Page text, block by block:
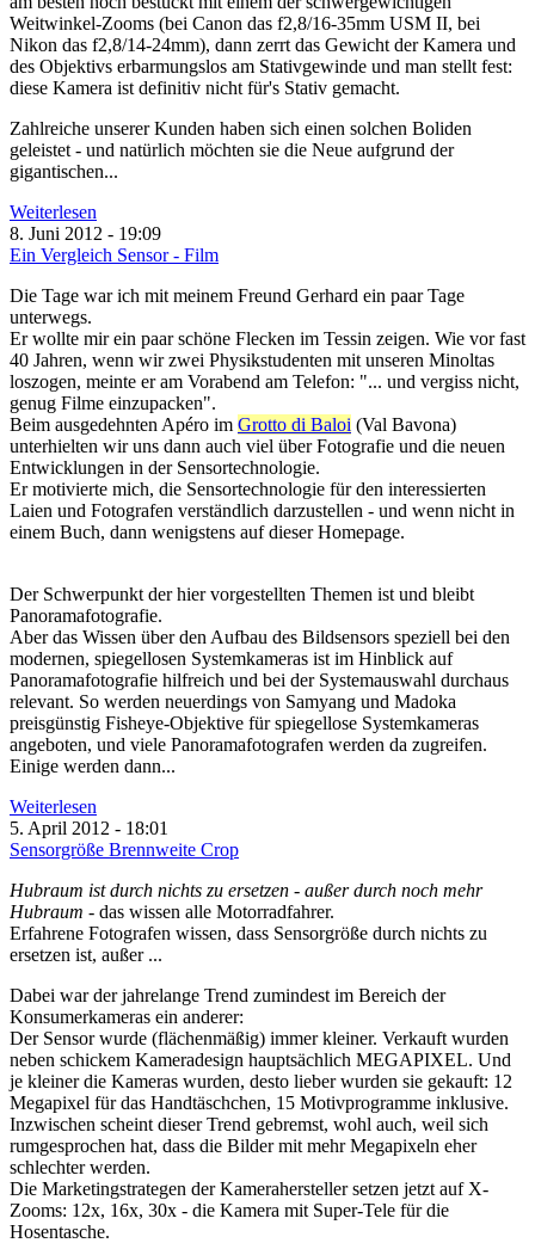
Weitwinkel-Zooms (bei Canon das f2,8/16-35mm USM II, bei
Nikon das f2,8/14-24mm), dann zerrt das Gewicht der Kamera und
des Objektivs erbarmungslos am Stativgewinde und man stellt fest:
diese Kamera ist definitiv nicht für's Stativ gemacht.
Zahlreiche unserer Kunden haben sich einen solchen Boliden
geleistet - und natürlich möchten sie die Neue aufgrund der
gigantischen...
Weiterlesen
8. Juni 2012 - 19:09
Ein Vergleich Sensor - Film
Die Tage war ich mit meinem Freund Gerhard ein paar Tage
unterwegs.
Er wollte mir ein paar schöne Flecken im Tessin zeigen. Wie vor fast
40 Jahren, wenn wir zwei Physikstudenten mit unseren Minoltas
loszogen, meinte er am Vorabend am Telefon: "... und vergiss nicht,
genug Filme einzupacken".
Beim ausgedehnten Apéro im Grotto di Baloi (Val Bavona)
unterhielten wir uns dann auch viel über Fotografie und die neuen
Entwicklungen in der Sensortechnologie.
Er motivierte mich, die Sensortechnologie für den interessierten
Laien und Fotografen verständlich darzustellen - und wenn nicht in
einem Buch, dann wenigstens auf dieser Homepage.
Der Schwerpunkt der hier vorgestellten Themen ist und bleibt
Panoramafotografie.
Aber das Wissen über den Aufbau des Bildsensors speziell bei den
modernen, spiegellosen Systemkameras ist im Hinblick auf
Panoramafotografie hilfreich und bei der Systemauswahl durchaus
relevant. So werden neuerdings von Samyang und Madoka
preisgünstig Fisheye-Objektive für spiegellose Systemkameras
angeboten, und viele Panoramafotografen werden da zugreifen.
Einige werden dann...
Weiterlesen
5. April 2012 - 18:01
Sensorgröße Brennweite Crop
Hubraum ist durch nichts zu ersetzen - außer durch noch mehr
Hubraum - das wissen alle Motorradfahrer.
Erfahrene Fotografen wissen, dass Sensorgröße durch nichts zu
ersetzen ist, außer ...
Dabei war der jahrelange Trend zumindest im Bereich der
Konsumerkameras ein anderer:
Der Sensor wurde (flächenmäßig) immer kleiner. Verkauft wurden
neben schickem Kameradesign hauptsächlich MEGAPIXEL. Und
je kleiner die Kameras wurden, desto lieber wurden sie gekauft: 12
Megapixel für das Handtäschchen, 15 Motivprogramme inklusive.
Inzwischen scheint dieser Trend gebremst, wohl auch, weil sich
rumgesprochen hat, dass die Bilder mit mehr Megapixeln eher
schlechter werden.
Die Marketingstrategen der Kamerahersteller setzen jetzt auf X-
Zooms: 12x, 16x, 30x - die Kamera mit Super-Tele für die
Hosentasche.